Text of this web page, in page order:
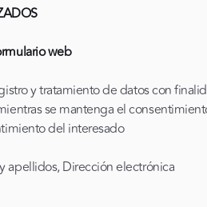
web
y tratamiento de datos con
se mantenga el
del interesado
apellidos, Dirección electrónica